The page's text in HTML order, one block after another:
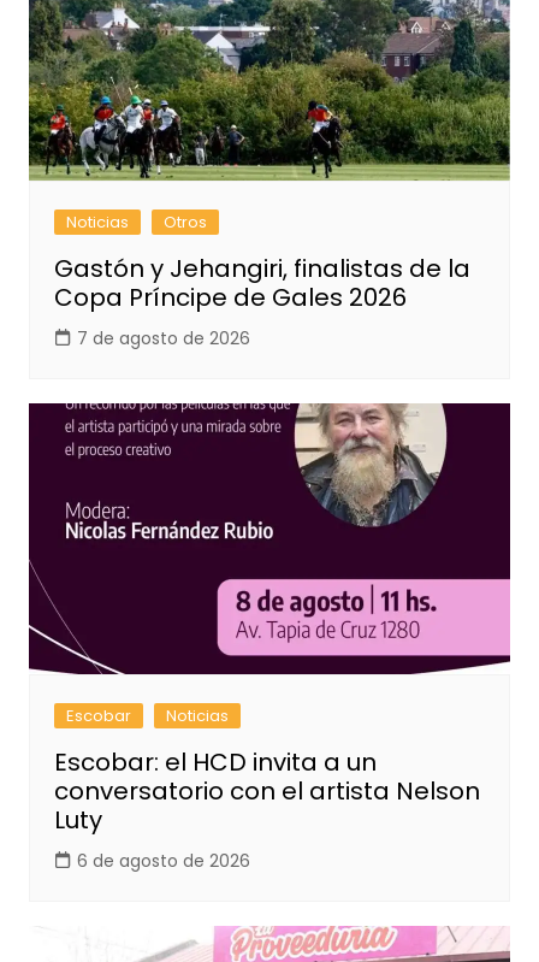
Noticias Otros
Gastón y Jehangiri, finalistas de la
Copa Príncipe de Gales 2026
7 de agosto de 2026
Escobar Noticias
Escobar: el HCD invita a un
conversatorio con el artista Nelson
Luty
6 de agosto de 2026